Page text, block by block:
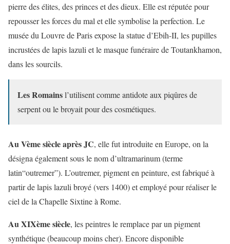
pierre des élites, des princes et des dieux. Elle est réputée pour
repousser les forces du mal et elle symbolise la perfection. Le
musée du Louvre de Paris expose la statue d’Ebih-II, les pupilles
incrustées de lapis lazuli et le masque funéraire de Toutankhamon,
dans les sourcils.
Les Romainsl’utilisent comme antidote aux piqûres de
serpent ou le broyait pour des cosmétiques.
Au Vème siècle après JC, elle fut introduite en Europe, on la
désigna également sous le nom d’ultramarinum (terme
latin“outremer”). L’outremer, pigment en peinture, est fabriqué à
partir de lapis lazuli broyé (vers 1400) et employé pour réaliser le
ciel de la Chapelle Sixtine à Rome.
Au XIXème siècle, les peintres le remplace par un pigment
synthétique (beaucoup moins cher). Encore disponible